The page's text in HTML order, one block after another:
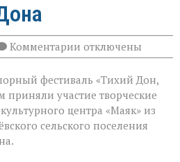
Комментарии к
записи
фестиваль
объединил
творческие
коллективы
Дона
отключены
фестиваль «Тихий Дон,
приняли участие творческие
центра «Маяк» из
сельского поселения